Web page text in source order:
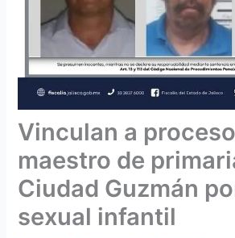
Vinculan a
maestro de
Ciudad Guzmán
sexual infantil